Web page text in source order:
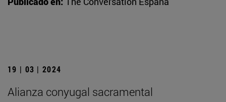
19 | 03 | 2024
Alianza conyugal sacramental